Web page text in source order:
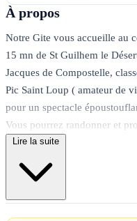
À propos
Notre Gite vous accueille au
15 mn de St Guilhem le
Jacques de Compostelle,
Pic Saint Loup ( amateur de
pour un spectacle
Vous pourrez randonner et
notre belle région et de tout
Entre Terre et Rivière, au
Lire la suite